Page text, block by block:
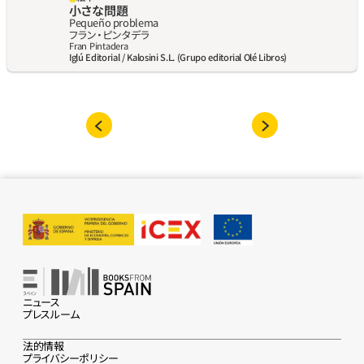
小さな問題
Pequeño problema
フラン・ピンタデラ
Fran Pintadera
Iglú Editorial / Kalosini S.L. (Grupo editorial Olé Libros)
ニュース
プレスルーム
法的情報
プライバシーポリシー